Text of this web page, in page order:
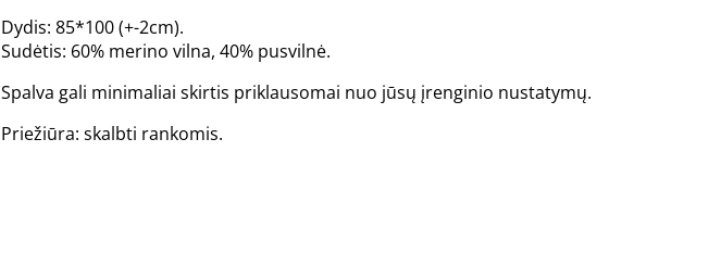
Dydis: 85*100 (+-2cm).
Sudėtis: 60% merino vilna, 40% pusvilnė.
Spalva gali minimaliai skirtis priklausomai nuo jūsų įrenginio nustatymų.
Priežiūra: skalbti rankomis.